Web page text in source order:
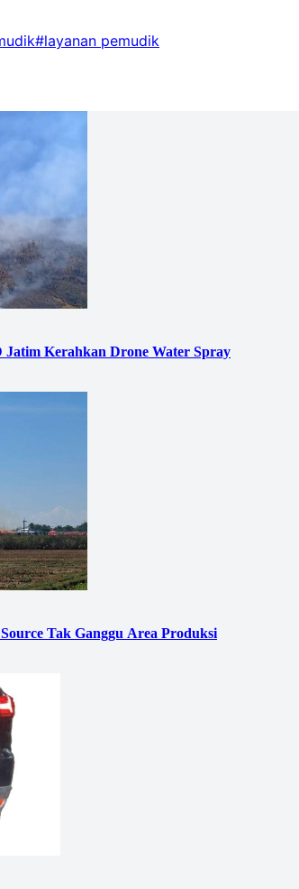
#layanan pemudik
Jatim Kerahkan Drone Water Spray
Tak Ganggu Area Produksi